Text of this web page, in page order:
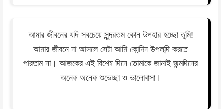
আমার জীবনের যদি সবচেয়ে সুন্দরতম কোন উপহার হচ্ছো তুমি!
আমার জীবনে না আসলে সেটা আমি কোন্দিন উপলব্দি করতে
পারতাম না। আজকের এই বিশেষ দিনে তোমাকে জানাই জন্মদিনের
অনেক অনেক শুভেচ্ছা ও ভালোবাসা।